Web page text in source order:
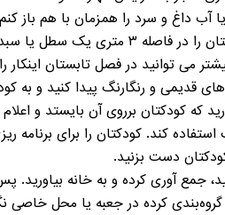
آب داغ و سرد را همزمان با هم باز
۵. برای انجام بازی بسکتبال یا
می توانید در فصل تابستان اینکار
های قدیمی و رنگارنگ پیدا کنید و
کودکتان برروی آن بایستد و
استفاده کند. کودکتان را برای
دست بزنید.
جمع آوری کرده و به خانه
کرده در جعبه يا محل خاصی